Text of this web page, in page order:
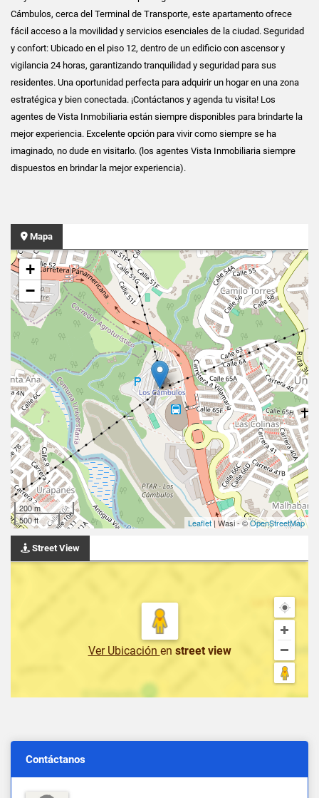
Cámbulos, cerca del Terminal de Transporte, este apartamento ofrece
fácil acceso a la movilidad y servicios esenciales de la ciudad. Seguridad
y confort: Ubicado en el piso 12, dentro de un edificio con ascensor y
vigilancia 24 horas, garantizando tranquilidad y seguridad para sus
residentes. Una oportunidad perfecta para adquirir un hogar en una zona
estratégica y bien conectada. ¡Contáctanos y agenda tu visita! Los
agentes de Vista Inmobiliaria están siempre disponibles para brindarte la
mejor experiencia. Excelente opción para vivir como siempre se ha
imaginado, no dude en visitarlo. (los agentes Vista Inmobiliaria siempre
dispuestos en brindar la mejor experiencia).
Mapa
+
−
200 m
500 ft
Leaflet| Wasi - ©OpenStreetMap
Street View
Ver Ubicación en street view
Contáctanos